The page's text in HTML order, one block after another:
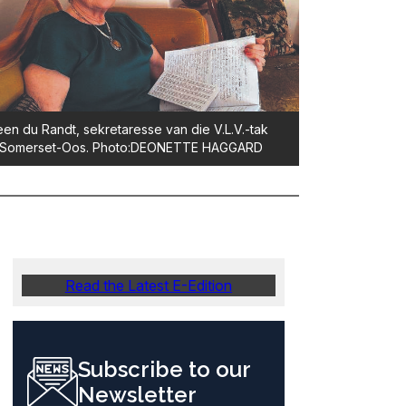
du Randt, sekretaresse van die V.L.V.-tak
Oos. Photo:DEONETTE HAGGARD
Read the Latest E-Edition
Subscribe to our
Newsletter